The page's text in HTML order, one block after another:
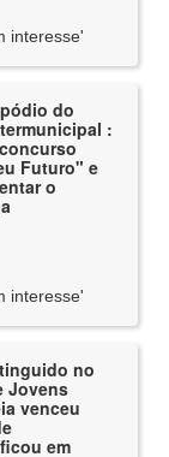
interesse'
do
:
Futuro" e
o
interesse'
no
Jovens
venceu
em